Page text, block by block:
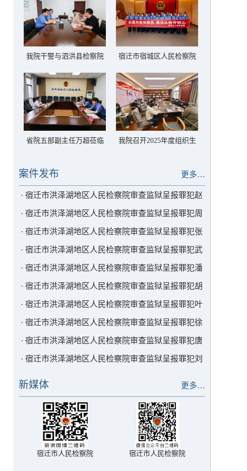
我院干警与泗洪县检察院
宿迁市宿城区人民检察院
到我院参观交流
省院五部副主任万超莅临
我院召开2025年度组织生
更多…
案件发布
· 宿迁市洪泽湖地区人民检察院审查监狱呈报罪犯赵
某减刑一案
· 宿迁市洪泽湖地区人民检察院审查监狱呈报罪犯周
某减刑一案
· 宿迁市洪泽湖地区人民检察院审查监狱呈报罪犯张
某卫减刑一案
· 宿迁市洪泽湖地区人民检察院审查监狱呈报罪犯武
某减刑一案
· 宿迁市洪泽湖地区人民检察院审查监狱呈报罪犯潘
某合减刑一案
· 宿迁市洪泽湖地区人民检察院审查监狱呈报罪犯胡
某铭减刑一案
· 宿迁市洪泽湖地区人民检察院审查监狱呈报罪犯叶
某国减刑一案
· 宿迁市洪泽湖地区人民检察院审查监狱呈报罪犯徐
某减刑一案
· 宿迁市洪泽湖地区人民检察院审查监狱呈报罪犯唐
某辉减刑一案
· 宿迁市洪泽湖地区人民检察院审查监狱呈报罪犯刘
更多…
新媒体
宿迁市人民检察院 宿迁市人民检察院